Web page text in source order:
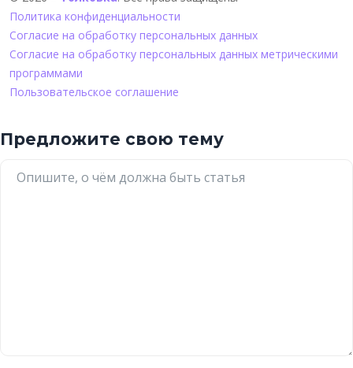
Политика конфиденциальности
Согласие на обработку персональных данных
Согласие на обработку персональных данных метрическими
программами
Пользовательское соглашение
Предложите свою тему